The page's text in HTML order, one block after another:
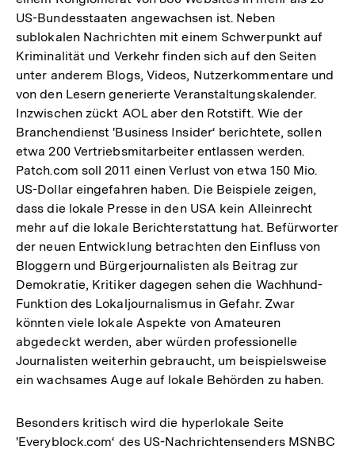
US-Bundesstaaten angewachsen ist. Neben
sublokalen Nachrichten mit einem Schwerpunkt auf
Kriminalität und Verkehr finden sich auf den Seiten
unter anderem Blogs, Videos, Nutzerkommentare und
von den Lesern generierte Veranstaltungskalender.
Inzwischen zückt AOL aber den Rotstift. Wie der
Branchendienst 'Business Insider‘ berichtete, sollen
etwa 200 Vertriebsmitarbeiter entlassen werden.
Patch.com soll 2011 einen Verlust von etwa 150 Mio.
US-Dollar eingefahren haben. Die Beispiele zeigen,
dass die lokale Presse in den USA kein Alleinrecht
mehr auf die lokale Berichterstattung hat. Befürworter
der neuen Entwicklung betrachten den Einfluss von
Bloggern und Bürgerjournalisten als Beitrag zur
Demokratie, Kritiker dagegen sehen die Wachhund-
Funktion des Lokaljournalismus in Gefahr. Zwar
könnten viele lokale Aspekte von Amateuren
abgedeckt werden, aber würden professionelle
Journalisten weiterhin gebraucht, um beispielsweise
ein wachsames Auge auf lokale Behörden zu haben.
Besonders kritisch wird die hyperlokale Seite
'Everyblock.com‘ des US-Nachrichtensenders MSNBC